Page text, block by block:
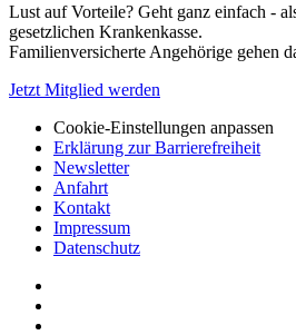
Lust auf Vorteile? Geht ganz einfach -
gesetzlichen Krankenkasse.
Familienversicherte Angehörige gehen
Jetzt Mitglied werden
Cookie-Einstellungen anpassen
Erklärung zur Barrierefreiheit
Newsletter
Anfahrt
Kontakt
Impressum
Datenschutz